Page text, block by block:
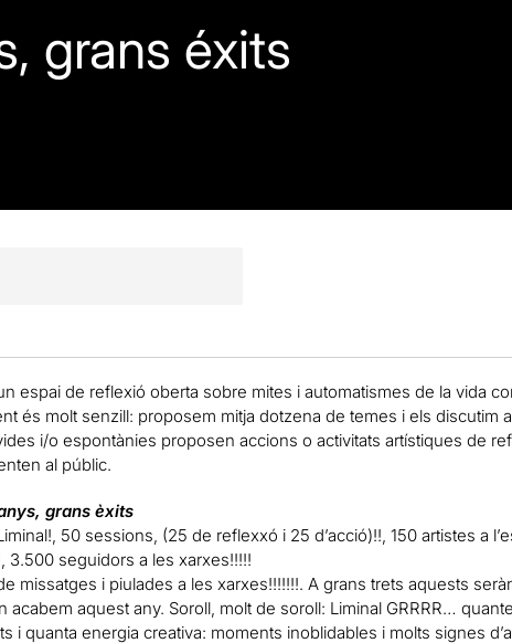
grans éxits
espai de reflexió oberta sobre mites i automatismes de la vida
és molt senzill: proposem mitja dotzena de temes i els discutim
i/o espontànies proposen accions o activitats artístiques de
al públic.
grans èxits
50 sessions, (25 de reflexxó i 25 d’acció)!!, 150 artistes a
3.500 seguidors a les xarxes!!!!!
missatges i piulades a les xarxes!!!!!!!. A grans trets aquests
acabem aquest any. Soroll, molt de soroll: Liminal GRRRR…
i quanta energia creativa: moments inoblidables i molts signes